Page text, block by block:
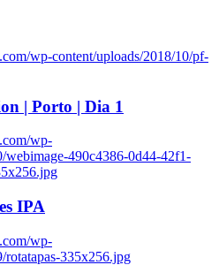
wp-content/uploads/2018/10/pf-
| Porto | Dia 1
wp-
webimage-490c4386-0d44-42f1-
IPA
wp-
rotatapas-335x256.jpg